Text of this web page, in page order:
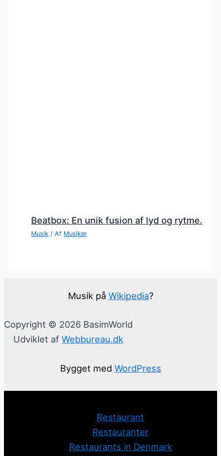
Beatbox: En unik fusion af lyd og rytme.
Musik / Af Musiker
Musik på Wikipedia?
Copyright © 2026 BasimWorld
Udviklet af Webbureau.dk
Bygget med WordPress
Restaurant
Restauranter
Restaurants in Denmark